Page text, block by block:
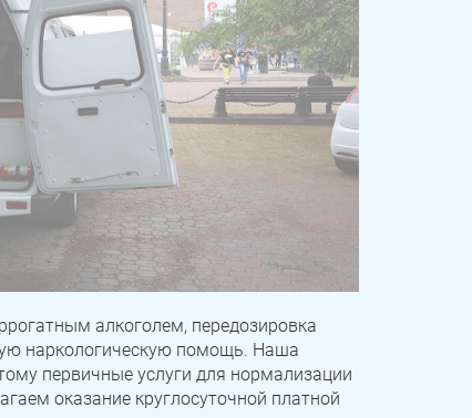
алкоголем, передозировка
наркологическую помощь. Наша
первичные услуги для нормализации
оказание круглосуточной платной